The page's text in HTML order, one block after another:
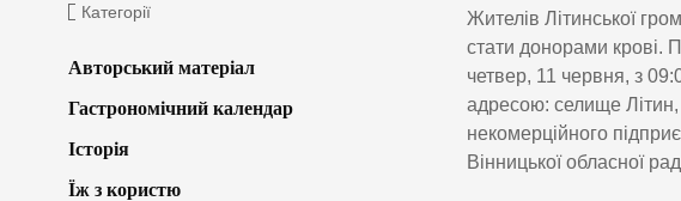
Жителів Літинської
стати донорами крові.
четвер, 11 червня, з
адресою: селище
некомерційного
Вінницької обласної
Категорії
Авторський матеріал
Гастрономічний календар
Історія
Їж з користю